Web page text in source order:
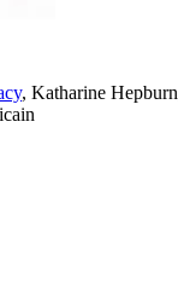
, Katharine Hepburn